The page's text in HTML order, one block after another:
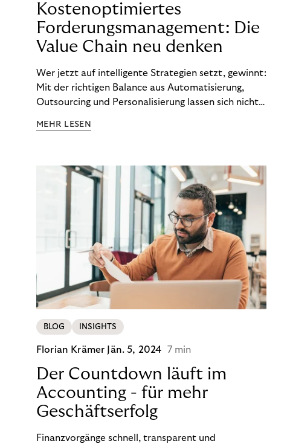
Kostenoptimiertes
Forderungsmanagement: Die
Value Chain neu denken
Wer jetzt auf intelligente Strategien setzt, gewinnt:
Mit der richtigen Balance aus Automatisierung,
Outsourcing und Personalisierung lassen sich nicht
Ergebnisse sichern. Riverty zeigt, wie Recovery-
MEHR LESEN
BLOG INSIGHTS
Florian Krämer Jän. 5, 2024 7 min
Der Countdown läuft im
Accounting - für mehr
Geschäftserfolg
Finanzvorgänge schnell, transparent und